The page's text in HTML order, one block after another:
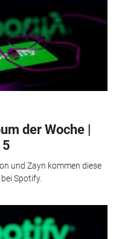
der Woche |
und Zayn kommen diese
Spotify.